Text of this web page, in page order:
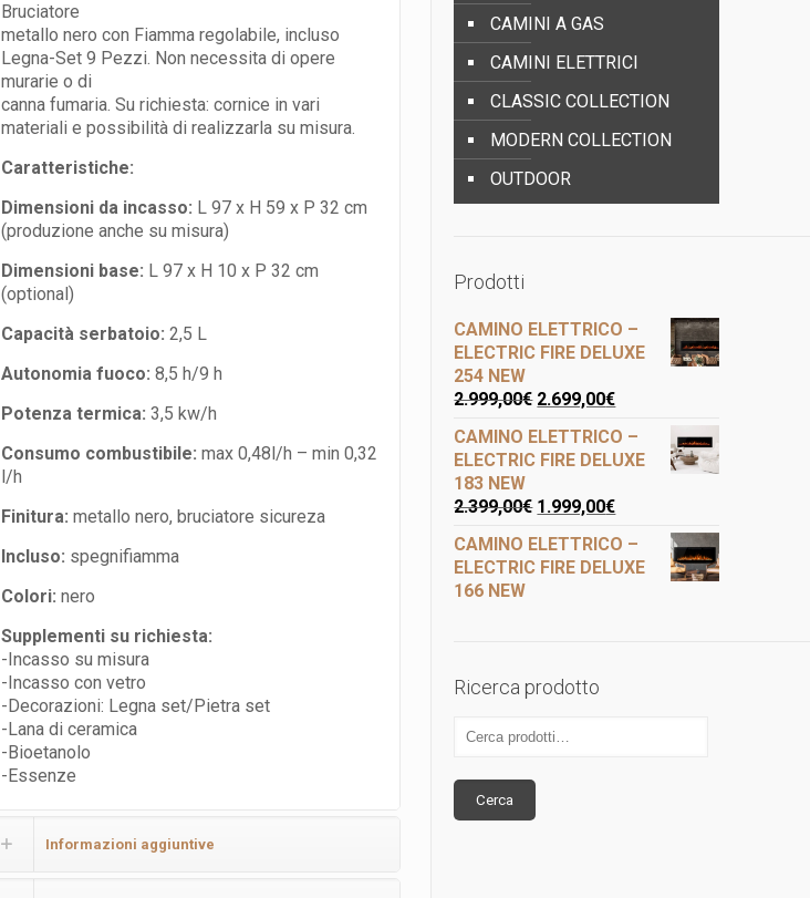
Bruciatore
metallo nero con Fiamma regolabile, incluso
Legna-Set 9 Pezzi. Non necessita di opere
murarie o di
canna fumaria. Su richiesta: cornice in vari
materiali e possibilità di realizzarla su misura.
Caratteristiche:
Dimensioni da incasso: L 97 x H 59 x P 32 cm
(produzione anche su misura)
Dimensioni base: L 97 x H 10 x P 32 cm
(optional)
Capacità serbatoio: 2,5 L
Autonomia fuoco: 8,5 h/9 h
Potenza termica: 3,5 kw/h
Consumo combustibile: max 0,48l/h – min 0,32
l/h
Finitura: metallo nero, bruciatore sicureza
Incluso: spegnifiamma
Colori: nero
Supplementi su richiesta:
-Incasso su misura
-Incasso con vetro
-Decorazioni: Legna set/Pietra set
-Lana di ceramica
-Bioetanolo
-Essenze
Informazioni aggiuntive
CAMINI A GAS
CAMINI ELETTRICI
CLASSIC COLLECTION
MODERN COLLECTION
OUTDOOR
Prodotti
CAMINO ELETTRICO –
ELECTRIC FIRE DELUXE
254 NEW
2.999,00€ 2.699,00€
CAMINO ELETTRICO –
ELECTRIC FIRE DELUXE
183 NEW
2.399,00€ 1.999,00€
CAMINO ELETTRICO –
ELECTRIC FIRE DELUXE
166 NEW
Ricerca prodotto
Cerca